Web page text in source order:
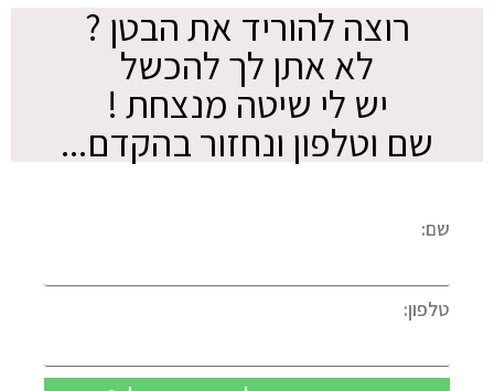
רוצה להוריד את הבטן ?
לא אתן לך להכשל
יש לי שיטה מנצחת !
שם וטלפון ונחזור בהקדם...
שם:
טלפון: